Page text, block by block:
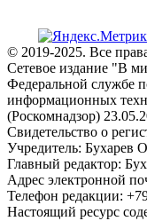
© 2019-2025. Все
Сетевое издание "В
Федеральной службе
информационных
(Роскомнадзор)
Свидетельство о
Учредитель: Бухарев
Главный редактор:
Адрес электронной
Телефон редакции:
Настоящий ресурс